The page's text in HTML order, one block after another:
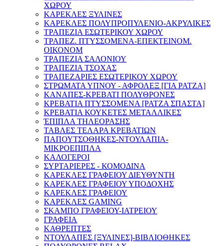
ΧΩΡΟΥ
ΚΑΡΕΚΛΕΣ ΞΥΛΙΝΕΣ
ΚΑΡΕΚΛΕΣ ΠΟΛΥΠΡΟΠΥΛΕΝΙΟ-ΑΚΡΥΛΙΚΕΣ
ΤΡΑΠΕΖΙΑ ΕΣΩΤΕΡΙΚΟΥ ΧΩΡΟΥ
ΤΡΑΠΕΖ. ΠΤΥΣΣΟΜΕΝΑ-ΕΠΕΚΤΕΙΝΟΜ.
ΟΙΚΟΝΟΜ
ΤΡΑΠΕΖΙΑ ΣΑΛΟΝΙΟΥ
ΤΡΑΠΕΖΙΑ ΤΣΟΧΑΣ
ΤΡΑΠΕΖΑΡΙΕΣ ΕΣΩΤΕΡΙΚΟΥ ΧΩΡΟΥ
ΣΤΡΩΜΑΤΑ ΥΠΝΟΥ - ΑΦΡΟΛΕΞ [ΓΙΑ ΡΑΤΖΑ]
ΚΑΝΑΠΕΣ-ΚΡΕΒΑΤΙ ΠΟΛΥΘΡΟΝΕΣ
ΚΡΕΒΑΤΙΑ ΠΤΥΣΣΟΜΕΝΑ [ΡΑΤΖΑ ΣΠΑΣΤΑ]
ΚΡΕΒΑΤΙΑ ΚΟΥΚΕΤΕΣ ΜΕΤΑΛΛΙΚΕΣ
ΈΠΙΠΛΑ ΤΗΛΕΟΡΑΣΗΣ
ΤΑΒΛΕΣ ΤΕΛΑΡΑ ΚΡΕΒΑΤΙΩΝ
ΠΑΠΟΥΤΣΟΘΗΚΕΣ-ΝΤΟΥΛΑΠΙΑ-
ΜΙΚΡΟΕΠΙΠΛΑ
ΚΑΛΟΓΕΡΟΙ
ΣΥΡΤΑΡΙΕΡΕΣ - ΚΟΜΟΔΙΝΑ
ΚΑΡΕΚΛΕΣ ΓΡΑΦΕΙΟΥ ΔΙΕΥΘΥΝΤΗ
ΚΑΡΕΚΛΕΣ ΓΡΑΦΕΙΟΥ ΥΠΟΔΟΧΗΣ
ΚΑΡΕΚΛΕΣ ΓΡΑΦΕΙΟΥ
ΚΑΡΕΚΛΕΣ GAMING
ΣΚΑΜΠΟ ΓΡΑΦΕΙΟΥ-ΙΑΤΡΕΙΟΥ
ΓΡΑΦΕΙΑ
ΚΑΘΡΕΠΤΕΣ
ΝΤΟΥΛΑΠΕΣ [ΞΥΛΙΝΕΣ]-ΒΙΒΛΙΟΘΗΚΕΣ